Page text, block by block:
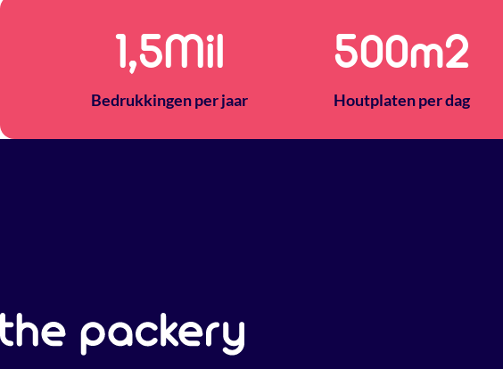
1,5Mil
Bedrukkingen per jaar
500m2
Houtplaten per dag